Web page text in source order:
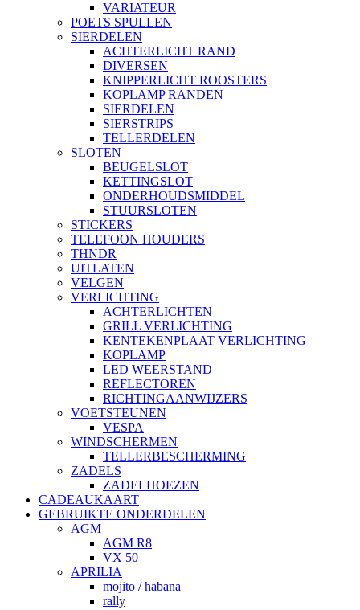
VARIATEUR
POETS SPULLEN
SIERDELEN
ACHTERLICHT RAND
DIVERSEN
KNIPPERLICHT ROOSTERS
KOPLAMP RANDEN
SIERDELEN
SIERSTRIPS
TELLERDELEN
SLOTEN
BEUGELSLOT
KETTINGSLOT
ONDERHOUDSMIDDEL
STUURSLOTEN
STICKERS
TELEFOON HOUDERS
THNDR
UITLATEN
VELGEN
VERLICHTING
ACHTERLICHTEN
GRILL VERLICHTING
KENTEKENPLAAT VERLICHTING
KOPLAMP
LED WEERSTAND
REFLECTOREN
RICHTINGAANWIJZERS
VOETSTEUNEN
VESPA
WINDSCHERMEN
TELLERBESCHERMING
ZADELS
ZADELHOEZEN
CADEAUKAART
GEBRUIKTE ONDERDELEN
AGM
AGM R8
VX 50
APRILIA
mojito / habana
rally